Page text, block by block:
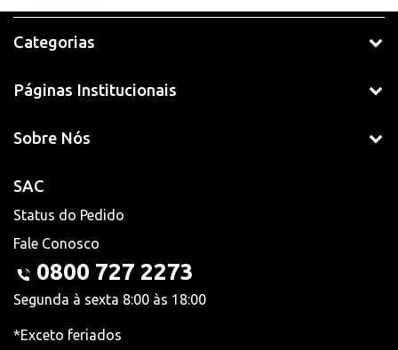
Categorias
Páginas Institucionais
Sobre Nós
SAC
Status do Pedido
Fale Conosco
0800 727 2273
Segunda à sexta 8:00 às 18:00
*Exceto feriados